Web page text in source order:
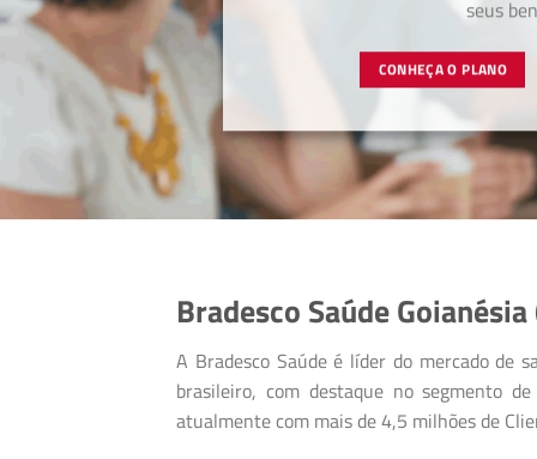
seus
CONHEÇA O PLANO
Bradesco Saúde Goianésia
A Bradesco Saúde é líder do mercado de
brasileiro, com destaque no segmento
atualmente com mais de 4,5 milhões de